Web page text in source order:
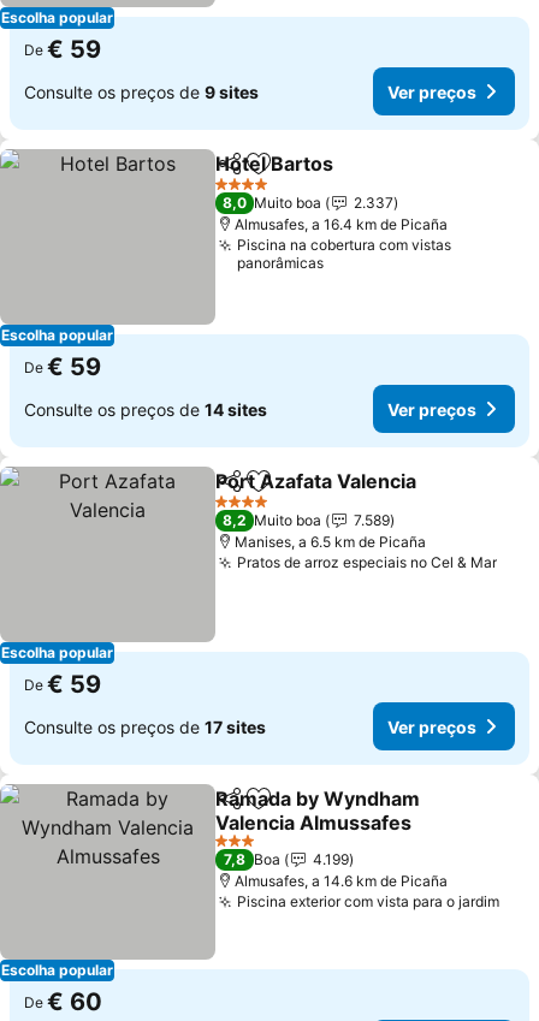
Escolha popular
De € 59
Consulte os preços de 9 sites Ver preços
Escolha popular
PartilharAdicionar aos favoritos
Hotel Bartos
4 Estrelas
8,0 Muito boa
2.337
Almusafes, a 16.4 km de Picaña
Piscina na cobertura com vistas
panorâmicas
De € 59
Consulte os preços de 14 sites Ver preços
Escolha popular
PartilharAdicionar aos favoritos
Port Azafata Valencia
4 Estrelas
8,2 Muito boa
7.589
Manises, a 6.5 km de Picaña
Pratos de arroz especiais no Cel & Mar
De € 59
Consulte os preços de 17 sites Ver preços
Escolha popular
PartilharAdicionar aos favoritos
Ramada by Wyndham
Valencia Almussafes
3 Estrelas
7,8 Boa
4.199
Almusafes, a 14.6 km de Picaña
Piscina exterior com vista para o jardim
De € 60